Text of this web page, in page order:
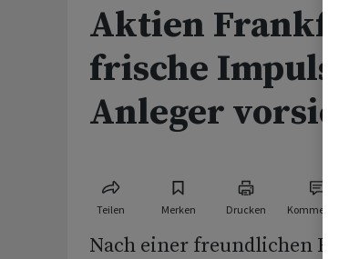
Aktien
frische
Anleger
Teilen Merken Drucken Kommentare
Nach einer freundlichen